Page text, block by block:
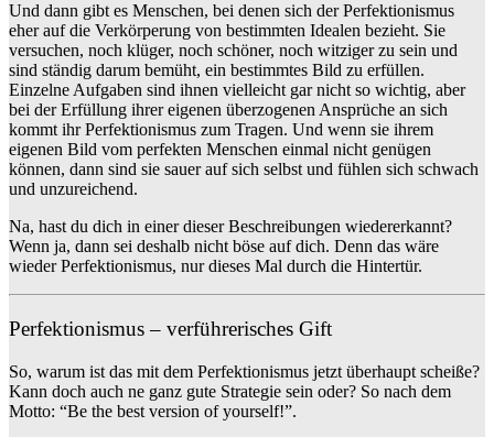
Und dann gibt es Menschen, bei denen sich der Perfektionismus
eher auf die Verkörperung von bestimmten Idealen bezieht. Sie
versuchen, noch klüger, noch schöner, noch witziger zu sein und
sind ständig darum bemüht, ein bestimmtes Bild zu erfüllen.
Einzelne Aufgaben sind ihnen vielleicht gar nicht so wichtig, aber
bei der Erfüllung ihrer eigenen überzogenen Ansprüche an sich
kommt ihr Perfektionismus zum Tragen. Und wenn sie ihrem
eigenen Bild vom perfekten Menschen einmal nicht genügen
können, dann sind sie sauer auf sich selbst und fühlen sich schwach
und unzureichend.
Na, hast du dich in einer dieser Beschreibungen wiedererkannt?
Wenn ja, dann sei deshalb nicht böse auf dich. Denn das wäre
wieder Perfektionismus, nur dieses Mal durch die Hintertür.
Perfektionismus – verführerisches Gift
So, warum ist das mit dem Perfektionismus jetzt überhaupt scheiße?
Kann doch auch ne ganz gute Strategie sein oder? So nach dem
Motto: “Be the best version of yourself!”.